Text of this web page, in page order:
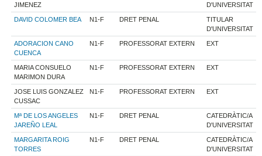
JIMENEZ
D'UNIVERSITAT
DAVID COLOMER BEA N1-F DRET PENAL
TITULAR
D'UNIVERSITAT
ADORACION CANO
CUENCA
N1-F PROFESSORAT EXTERN EXT
MARIA CONSUELO
MARIMON DURA
N1-F PROFESSORAT EXTERN EXT
JOSE LUIS GONZALEZ
CUSSAC
N1-F PROFESSORAT EXTERN EXT
Mª DE LOS ANGELES
JAREÑO LEAL
N1-F DRET PENAL
CATEDRÀTIC/A
D'UNIVERSITAT
MARGARITA ROIG
TORRES
N1-F DRET PENAL
CATEDRÀTIC/A
D'UNIVERSITAT